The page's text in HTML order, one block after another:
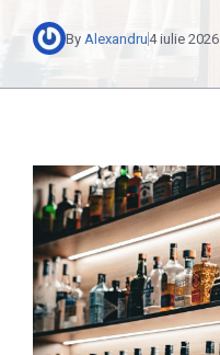
By Alexandru4 iulie 2026